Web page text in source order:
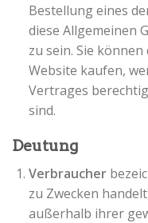
Bestellung eines
diese Allgemeinen
zu sein. Sie
Website kaufen,
Vertrages
sind.
Deutung
Verbraucher
zu Zwecken
außerhalb ihrer